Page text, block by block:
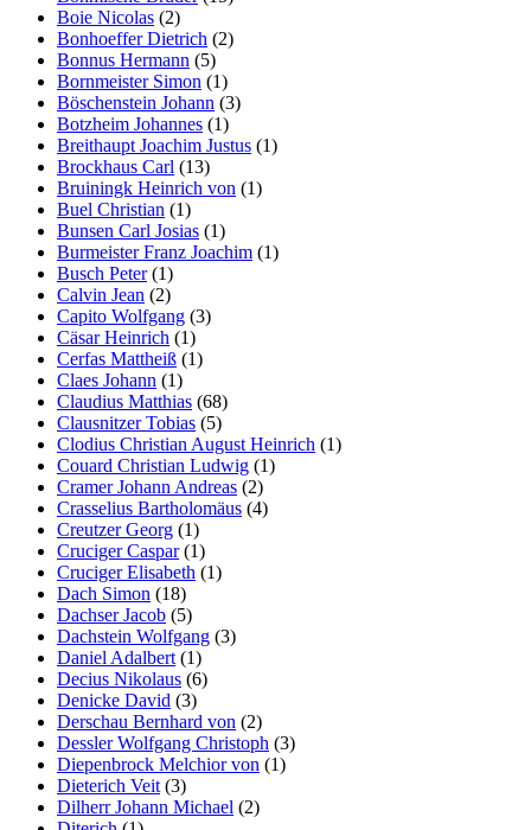
Boie Nicolas (2)
Bonhoeffer Dietrich (2)
Bonnus Hermann (5)
Bornmeister Simon (1)
Böschenstein Johann (3)
Botzheim Johannes (1)
Breithaupt Joachim Justus (1)
Brockhaus Carl (13)
Bruiningk Heinrich von (1)
Buel Christian (1)
Bunsen Carl Josias (1)
Burmeister Franz Joachim (1)
Busch Peter(1)
Calvin Jean (2)
Capito Wolfgang (3)
Cäsar Heinrich (1)
Cerfas Mattheiß (1)
Claes Johann (1)
Claudius Matthias (68)
Clausnitzer Tobias (5)
Clodius Christian August Heinrich (1)
Couard Christian Ludwig (1)
Cramer Johann Andreas (2)
Crasselius Bartholomäus (4)
Creutzer Georg (1)
Cruciger Caspar(1)
Cruciger Elisabeth (1)
Dach Simon (18)
Dachser Jacob (5)
Dachstein Wolfgang (3)
Daniel Adalbert (1)
Decius Nikolaus (6)
Denicke David (3)
Derschau Bernhard von (2)
Dessler Wolfgang Christoph (3)
Diepenbrock Melchior von (1)
Dieterich Veit (3)
Dilherr Johann Michael (2)